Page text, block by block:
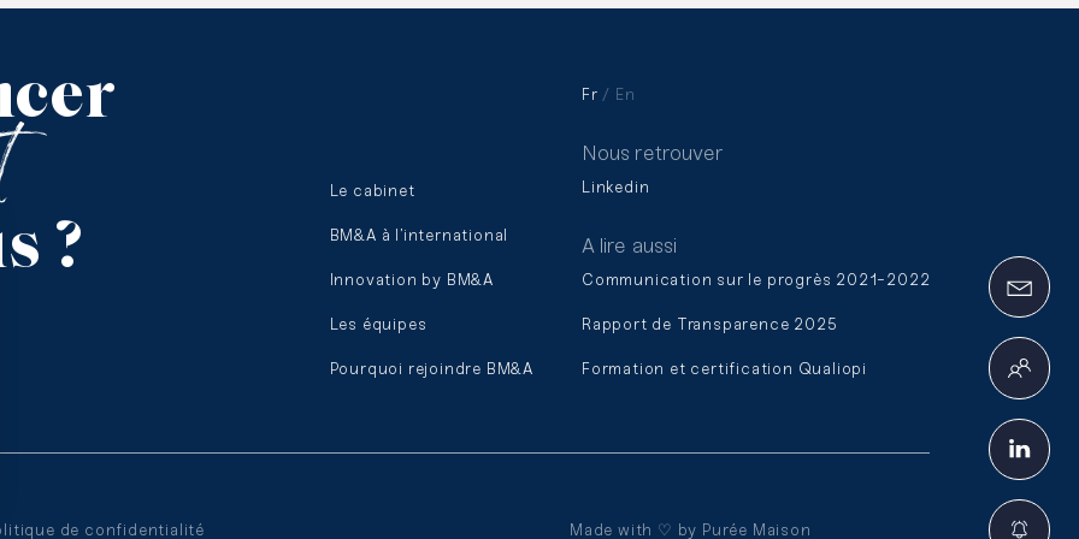
?
Le cabinet
BM&A à l’international
Innovation by BM&A
Les équipes
Pourquoi rejoindre BM&A
Fr En
Nous retrouver
Linkedin
A lire aussi
Communication sur le progrès 2021-2022
Rapport de Transparence 2025
Formation et certification Qualiopi
de confidentialité Made with ♡ by Purée Maison
Options